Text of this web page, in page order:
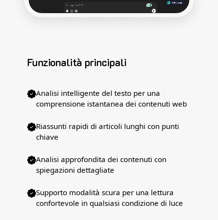
Funzionalità principali
Analisi intelligente del testo per una
comprensione istantanea dei contenuti web
Riassunti rapidi di articoli lunghi con punti
chiave
Analisi approfondita dei contenuti con
spiegazioni dettagliate
Supporto modalità scura per una lettura
confortevole in qualsiasi condizione di luce